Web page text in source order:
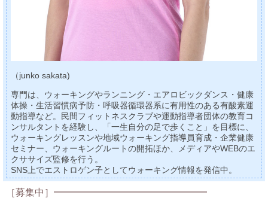
（junko sakata)
専門は、ウォーキングやランニング・エアロビックダンス・健康
体操・生活習慣病予防・呼吸器循環器系に有用性のある有酸素運
動指導など。民間フィットネスクラブや運動指導者団体の教育コ
ンサルタントを経験し、「一生自分の足で歩くこと」を目標に、
ウォーキングレッスンや地域ウォーキング指導員育成・企業健康
セミナー、ウォーキングルートの開拓ほか、メディアやWEBのエ
クササイズ監修を行う。
SNS上でエストロゲン子としてウォーキング情報を発信中。
［募集中］━━━━━━━━━━━━━━━━